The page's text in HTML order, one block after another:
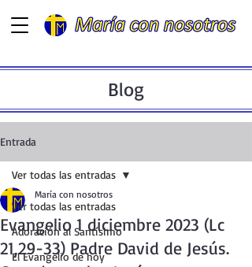
Blog
Entrada
Ver todas las entradas
Adoración al Santísimo
El Evangelio de hoy
Ver todas las entradas
Evangelio 1 diciembre 2023 (Lc
21,29-33) Padre David de Jesús.
María con nosotros